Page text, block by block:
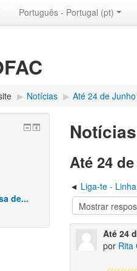
Português - Portugal ‎(pt)‎
▶︎ Notícias ▶︎ Até 24 de
Notícias
Até 24
Liga-te -
Até 24
por Rita
de...